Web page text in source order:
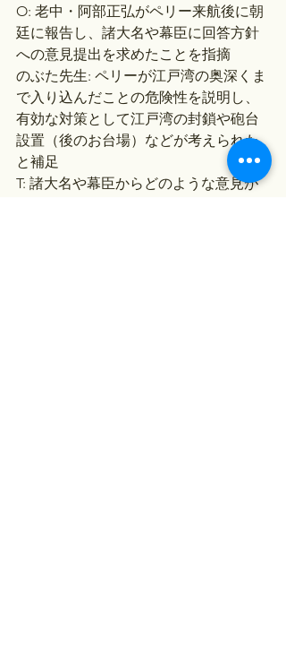
O: 老中・阿部正弘がペリー来航後に朝
廷に報告し、諸大名や幕臣に回答方針
への意見提出を求めたことを指摘
のぶた先生: ペリーが江戸湾の奥深くま
で入り込んだことの危険性を説明し、
有効な対策として江戸湾の封鎖や砲台
設置（後のお台場）などが考えられた
と補足
T: 諸大名や幕臣からどのような意見が